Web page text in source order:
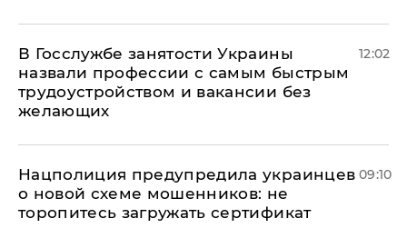
В Госслужбе занятости Украины
назвали профессии с самым быстрым
трудоустройством и вакансии без
желающих
12:02
Нацполиция предупредила украинцев
о новой схеме мошенников: не
торопитесь загружать сертификат
09:10